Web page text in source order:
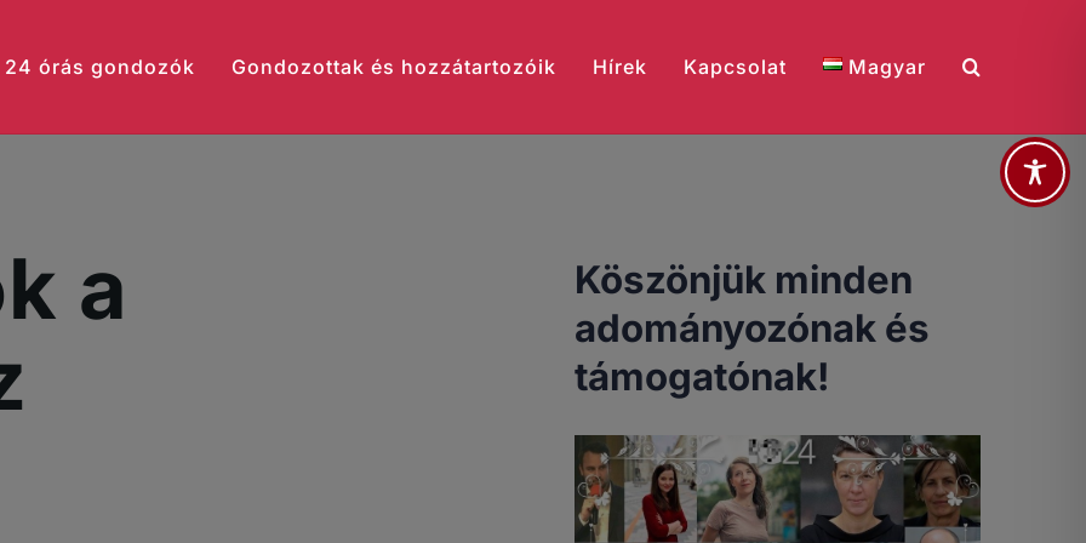
24 órás gondozók Gondozottak és hozzátartozóik Hírek Kapcsolat Magyar
a
Köszönjük minden
adományozónak és
támogatónak!